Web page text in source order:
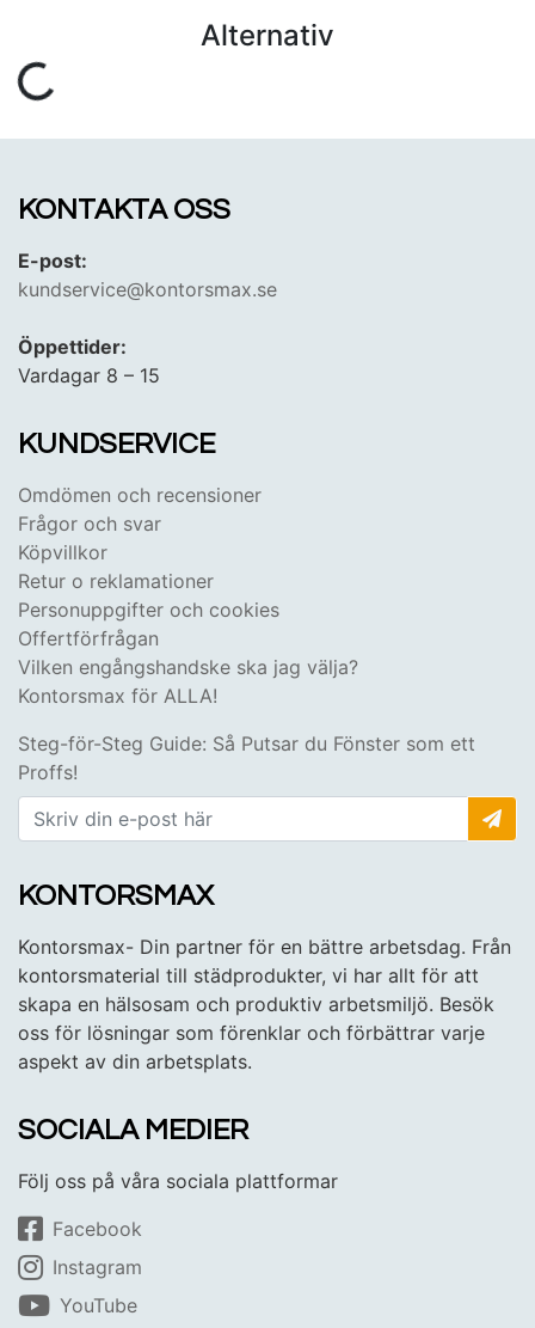
Alternativ
KONTAKTA OSS
E-post:
kundservice@kontorsmax.se
Öppettider:
Vardagar 8 – 15
KUNDSERVICE
Omdömen och recensioner
Frågor och svar
Köpvillkor
Retur o reklamationer
Personuppgifter och cookies
Offertförfrågan
Vilken engångshandske ska jag välja?
Kontorsmax för ALLA!
Steg-för-Steg Guide: Så Putsar du Fönster som ett
Proffs!
KONTORSMAX
Kontorsmax- Din partner för en bättre arbetsdag. Från
kontorsmaterial till städprodukter, vi har allt för att
skapa en hälsosam och produktiv arbetsmiljö. Besök
oss för lösningar som förenklar och förbättrar varje
aspekt av din arbetsplats.
SOCIALA MEDIER
Följ oss på våra sociala plattformar
Facebook
Instagram
YouTube